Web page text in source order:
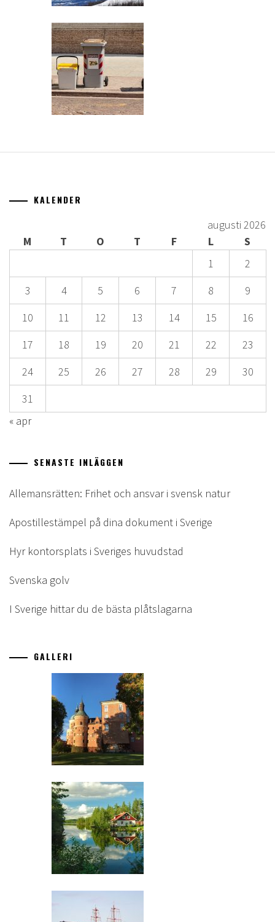
KALENDER
augusti 2026
M
T O T F L
S
1
2
3
4 5 6 7 8
9
10
11 12 13 14 15
16
17
18 19 20 21 22
23
24
25 26 27 28 29
30
31
« apr
SENASTE INLÄGGEN
Allemansrätten: Frihet och ansvar i svensk natur
Apostillestämpel på dina dokument i Sverige
Hyr kontorsplats i Sveriges huvudstad
Svenska golv
I Sverige hittar du de bästa plåtslagarna
GALLERI